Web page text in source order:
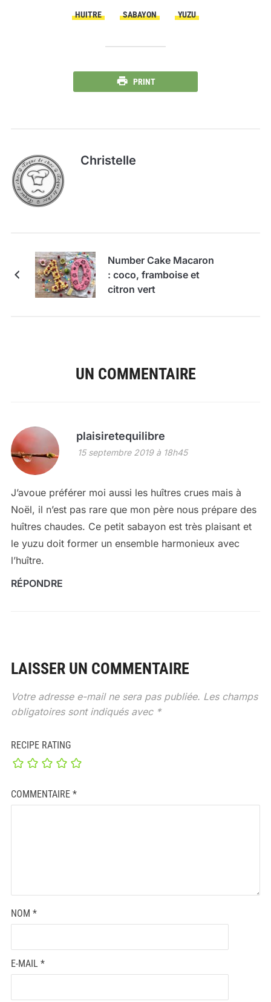
HUITRE SABAYON YUZU
PRINT
Christelle
Number Cake Macaron
: coco, framboise et
citron vert
UN COMMENTAIRE
plaisiretequilibre
15 septembre 2019 à 18h45
J’avoue préférer moi aussi les huîtres crues mais à
Noël, il n’est pas rare que mon père nous prépare des
huîtres chaudes. Ce petit sabayon est très plaisant et
le yuzu doit former un ensemble harmonieux avec
l’huître.
RÉPONDRE
LAISSER UN COMMENTAIRE
Votre adresse e-mail ne sera pas publiée. Les champs
obligatoires sont indiqués avec *
RECIPE RATING
COMMENTAIRE *
NOM *
E-MAIL *